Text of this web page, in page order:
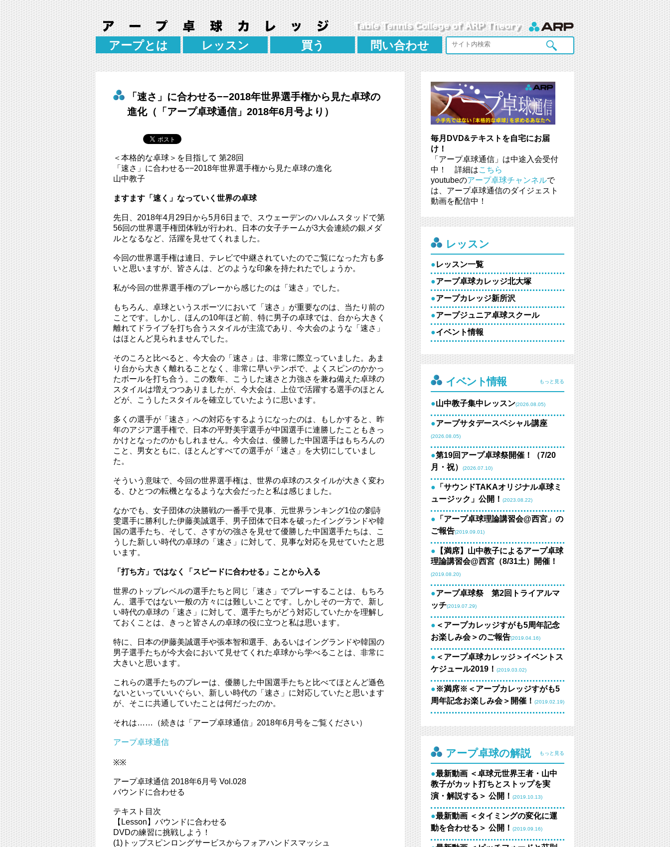
アープとは レッスン 買う 問い合わせ
「速さ」に合わせる−−2018年世界選手権から見た卓球の
進化（「アープ卓球通信」2018年6月号より）
＜本格的な卓球＞を目指して 第28回
「速さ」に合わせる−−2018年世界選手権から見た卓球の進化
山中教子
ますます「速く」なっていく世界の卓球
先日、2018年4月29日から5月6日まで、スウェーデンのハルムスタッドで第
56回の世界選手権団体戦が行われ、日本の女子チームが3大会連続の銀メダ
ルとなるなど、活躍を見せてくれました。
今回の世界選手権は連日、テレビで中継されていたのでご覧になった方も多
いと思いますが、皆さんは、どのような印象を持たれたでしょうか。
私が今回の世界選手権のプレーから感じたのは「速さ」でした。
もちろん、卓球というスポーツにおいて「速さ」が重要なのは、当たり前の
ことです。しかし、ほんの10年ほど前、特に男子の卓球では、台から大きく
離れてドライブを打ち合うスタイルが主流であり、今大会のような「速さ」
はほとんど見られませんでした。
そのころと比べると、今大会の「速さ」は、非常に際立っていました。あま
り台から大きく離れることなく、非常に早いテンポで、よくスピンのかかっ
たボールを打ち合う。この数年、こうした速さと力強さを兼ね備えた卓球の
スタイルは増えつつありましたが、今大会は、上位で活躍する選手のほとん
どが、こうしたスタイルを確立していたように思います。
多くの選手が「速さ」への対応をするようになったのは、もしかすると、昨
年のアジア選手権で、日本の平野美宇選手が中国選手に連勝したこともきっ
かけとなったのかもしれません。今大会は、優勝した中国選手はもちろんの
こと、男女ともに、ほとんどすべての選手が「速さ」を大切にしていまし
た。
そういう意味で、今回の世界選手権は、世界の卓球のスタイルが大きく変わ
る、ひとつの転機となるような大会だったと私は感じました。
なかでも、女子団体の決勝戦の一番手で見事、元世界ランキング1位の劉詩
雯選手に勝利した伊藤美誠選手、男子団体で日本を破ったイングランドや韓
国の選手たち、そして、さすがの強さを見せて優勝した中国選手たちは、こ
うした新しい時代の卓球の「速さ」に対して、見事な対応を見せていたと思
います。
「打ち方」ではなく「スピードに合わせる」ことから入る
世界のトップレベルの選手たちと同じ「速さ」でプレーすることは、もちろ
ん、選手ではない一般の方々には難しいことです。しかしその一方で、新し
い時代の卓球の「速さ」に対して、選手たちがどう対応していたかを理解し
ておくことは、きっと皆さんの卓球の役に立つと私は思います。
特に、日本の伊藤美誠選手や張本智和選手、あるいはイングランドや韓国の
男子選手たちが今大会において見せてくれた卓球から学べることは、非常に
大きいと思います。
これらの選手たちのプレーは、優勝した中国選手たちと比べてほとんど遜色
ないといっていいぐらい、新しい時代の「速さ」に対応していたと思います
が、そこに共通していたことは何だったのか。
それは……（続きは「アープ卓球通信」2018年6月号をご覧ください）
アープ卓球通信
※※
アープ卓球通信 2018年6月号 Vol.028
バウンドに合わせる
テキスト目次
【Lesson】バウンドに合わせる
DVDの練習に挑戦しよう！
(1)トップスピンロングサービスからフォアハンドスマッシュ
毎月DVD&テキストを自宅にお届
け！
「アープ卓球通信」は中途入会受付
中！ 詳細はこちら
youtubeのアープ卓球チャンネルで
は、アープ卓球通信のダイジェスト
動画を配信中！
レッスン
●レッスン一覧
●アープ卓球カレッジ北大塚
●アープカレッジ新所沢
●アープジュニア卓球スクール
●イベント情報
もっと見る
イベント情報
●山中教子集中レッスン(2026.08.05)
●アープサタデースペシャル講座
(2026.08.05)
●第19回アープ卓球祭開催！（7/20
月・祝）
(2026.07.10)
● 「サウンドTAKAオリジナル卓球ミ
ュージック」公開！ (2023.08.22)
● 「アープ卓球理論講習会@西宮」の
ご報告(2019.09.01)
● 【満席】山中教子によるアープ卓球
理論講習会@西宮（8/31土）開催！
(2019.08.20)
●アープ卓球祭 第2回トライアルマ
ッチ(2019.07.29)
● ＜アープカレッジすがも5周年記念
お楽しみ会＞のご報告(2019.04.16)
● ＜アープ卓球カレッジ＞イベントス
ケジュール2019！ (2019.03.02)
●※満席※＜アープカレッジすがも5
周年記念お楽しみ会＞開催！ (2019.02.19)
もっと見る
アープ卓球の解説
●最新動画 ＜卓球元世界王者・山中
教子がカット打ちとストップを実
演・解説する＞ 公開！ (2019.10.13)
●最新動画 ＜タイミングの変化に運
動を合わせる＞ 公開！ (2019.09.16)